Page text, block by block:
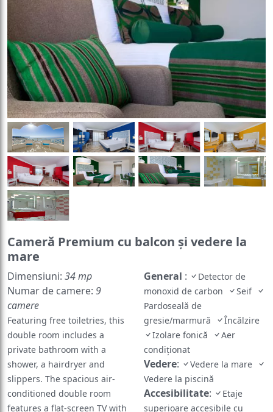
Cameră Premium cu balcon şi vedere la
mare
Dimensiuni: 34 mp
Numar de camere: 9
camere
Featuring free toiletries, this
double room includes a
private bathroom with a
shower, a hairdryer and
slippers. The spacious air-
conditioned double room
features a flat-screen TV with
General :
Detector de
monoxid de carbon
Seif
Pardoseală de
gresie/marmură
Încălzire
Izolare fonică
Aer
condiționat
Vedere:
Vedere la mare
Vedere la piscină
Accesibilitate:
Etaje
superioare accesibile cu